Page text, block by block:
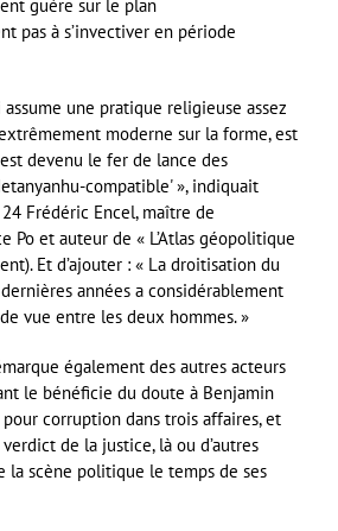
guère sur le plan
pas à s’invectiver en période
une pratique religieuse assez
moderne sur la forme, est
devenu le fer de lance des
compatible' », indiquait
Frédéric Encel, maître de
Po et auteur de « L’Atlas géopolitique
Et d’ajouter : « La droitisation du
années a considérablement
vue entre les deux hommes. »
également des autres acteurs
le bénéficie du doute à Benjamin
corruption dans trois affaires, et
de la justice, là ou d’autres
la scène politique le temps de ses